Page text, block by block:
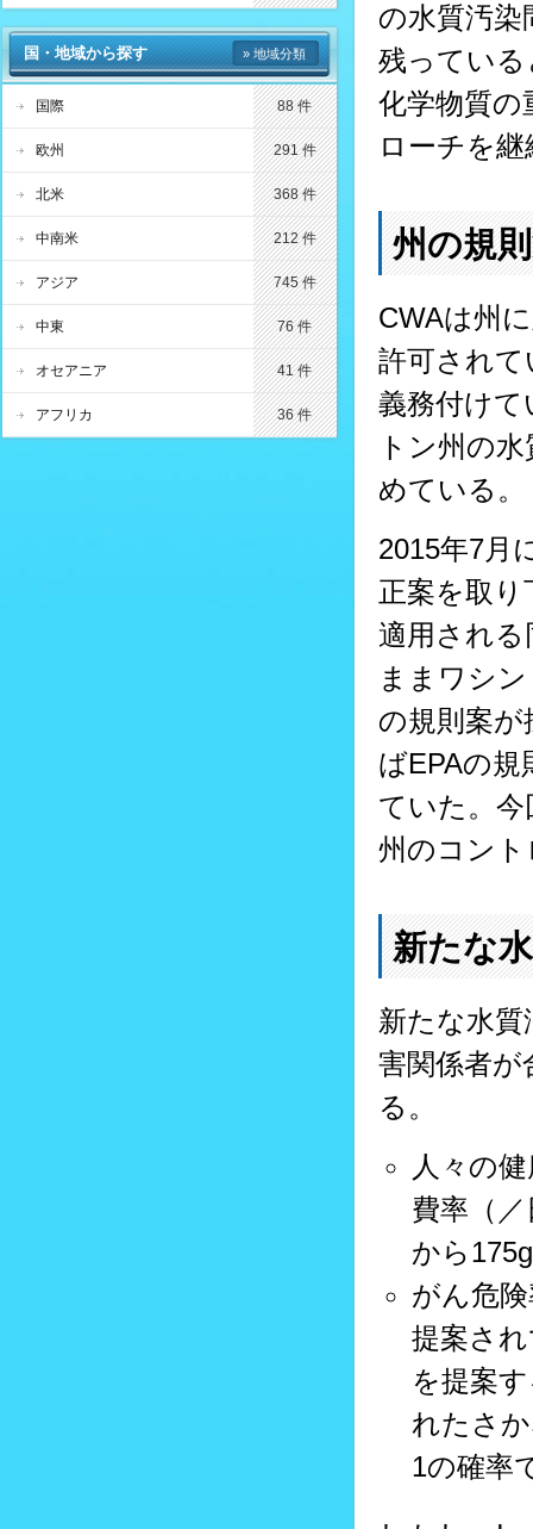
の水質汚
残ってい
化学物質の
ローチを
州の規
CWAは州
許可されて
義務付けて
トン州の
めている。
2015年7月
正案を取
適用される
ままワシ
の規則案
ばEPAの
ていた。
州のコン
新たな
新たな水
害関係者
る。
人々の
費率（
から
がん危
提案さ
を提案
れたさ
1の確率
国・地域から探す » 地域分類
国際 88 件
欧州 291 件
北米 368 件
中南米 212 件
アジア 745 件
中東 76 件
オセアニア 41 件
アフリカ 36 件